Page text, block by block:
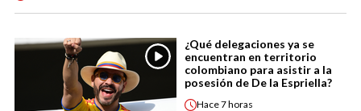
¿Qué delegaciones ya se
encuentran en territorio
colombiano para asistir a la
posesión de De la Espriella?
Hace7 horas